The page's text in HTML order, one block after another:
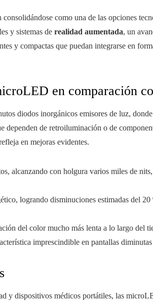
consolidándose como una de las opciones
y sistemas de realidad aumentada, un
y compactas que puedan integrarse en
en comparación
diodos inorgánicos emisores de luz,
dependen de retroiluminación o de
en mejoras evidentes.
alcanzando con holgura varios miles de
logrando disminuciones estimadas del
del color mucho más lenta a lo largo del
imprescindible en pantallas
y dispositivos médicos portátiles, las